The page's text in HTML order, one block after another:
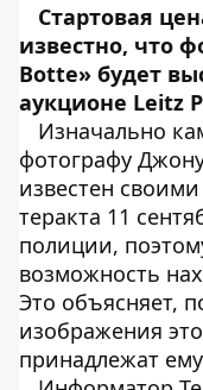
Стартовая
известно, что
Botte» будет
аукционе Leitz
Изначально
фотографу
известен
теракта 11
полиции,
возможность
Это объясняет,
изображения
принадлежат